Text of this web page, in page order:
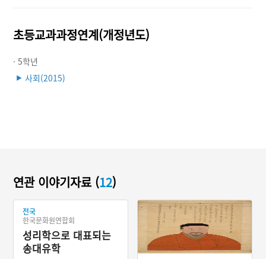
초등교과과정연계(개정년도)
· 5학년
▶ 사회(2015)
연관 이야기자료 (12)
전국
한국문화원연합회
성리학으로 대표되는
송대유학